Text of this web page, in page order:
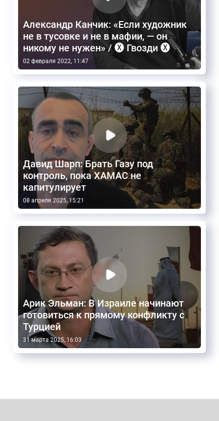
Александр Канчик: «Если художник
не в тусовке и не в мафии, — он
никому не нужен» / 🅧 Гвозди 🅧
02 февраля 2022, 11:47
Давид Шарп: Брать Газу под
контроль, пока ХАМАС не
капитулирует
08 апреля 2025, 15:21
Арик Эльман: В Израиле начинают
готовиться к прямому конфликту с
Турцией
31 марта 2025, 16:03